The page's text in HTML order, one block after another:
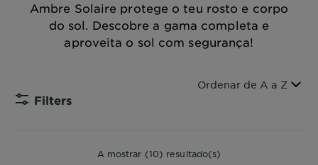
Ambre Solaire protege o teu rosto e corpo
do sol. Descobre a gama completa e
aproveita o sol com segurança!
Filters
Ordenar por
Ordenar de A a Z
A mostrar (10) resultado(s)